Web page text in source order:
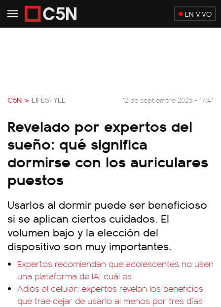
EN VIVO
C5N > LIFESTYLE 12 de septiembre 2025 - 17:41
Revelado por expertos del
sueño: qué significa
dormirse con los auriculares
puestos
Usarlos al dormir puede ser beneficioso
si se aplican ciertos cuidados. El
volumen bajo y la elección del
dispositivo son muy importantes.
Expertos recomiendan que adolescentes no usen
una plataforma de IA: cuál es
Adiós al celular: expertos revelan los beneficios
que trae dejar de usarlo al menos por tres días